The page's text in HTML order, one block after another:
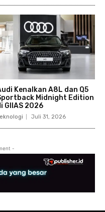
Kenalkan A8L dan Q5
Midnight Edition
GIIAS 2026
Juli 31, 2026
-